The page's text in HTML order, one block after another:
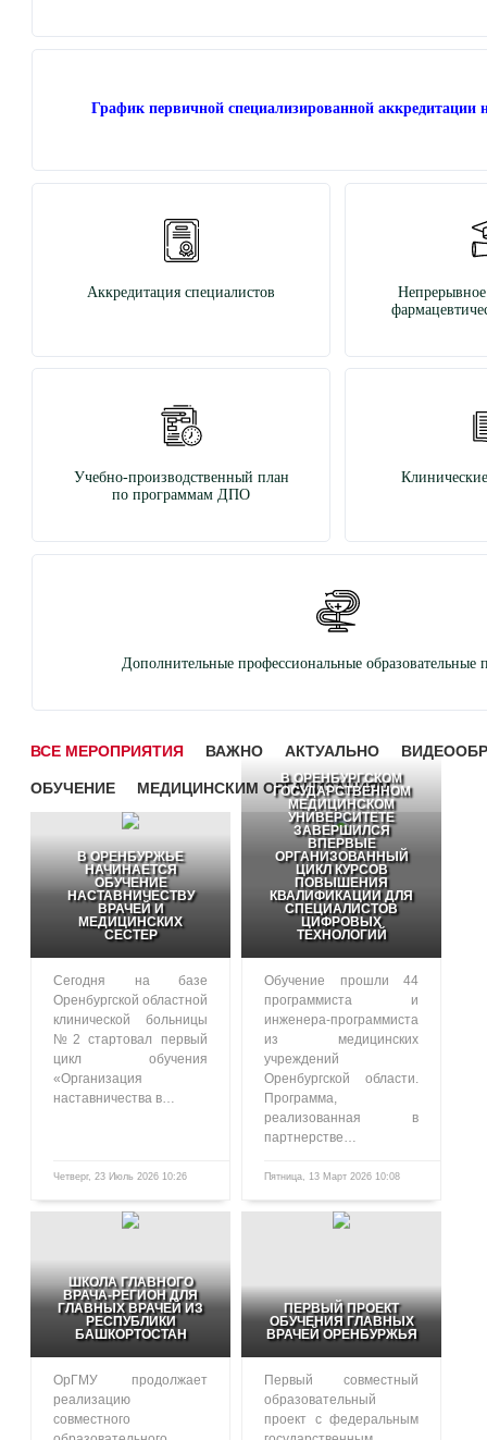
График первичной специализированной аккредитации
Аккредитация специалистов
Учебно-производственный план
по программам ДПО
Дополнительные профессиональные образовательные
ВСЕ МЕРОПРИЯТИЯ ВАЖНО АКТУАЛЬНО
ОБУЧЕНИЕ МЕДИЦИНСКИМ ОРГАНИЗАЦИЯМ
В ОРЕНБУРЖЬЕ
НАЧИНАЕТСЯ
ОБУЧЕНИЕ
НАСТАВНИЧЕСТВУ
ВРАЧЕЙ И
МЕДИЦИНСКИХ
СЕСТЕР
Сегодня на базе
Оренбургской областной
клинической больницы
№2 стартовал первый
цикл обучения
«Организация
наставничества в…
Четверг, 23 Июль 2026 10:26
В ОРЕНБУРГСКОМ
ГОСУДАРСТВЕННОМ
МЕДИЦИНСКОМ
УНИВЕРСИТЕТЕ
ЗАВЕРШИЛСЯ
ВПЕРВЫЕ
ОРГАНИЗОВАННЫЙ
ЦИКЛ КУРСОВ
ПОВЫШЕНИЯ
КВАЛИФИКАЦИИ ДЛЯ
СПЕЦИАЛИСТОВ
ЦИФРОВЫХ
ТЕХНОЛОГИЙ
Обучение прошли 44
программиста и
инженера-программиста
из медицинских
учреждений
Оренбургской области.
Программа,
реализованная в
партнерстве…
Пятница, 13 Март 2026 10:08
ШКОЛА ГЛАВНОГО
ВРАЧА-РЕГИОН ДЛЯ
ГЛАВНЫХ ВРАЧЕЙ ИЗ
РЕСПУБЛИКИ
БАШКОРТОСТАН
ОрГМУ продолжает
реализацию
совместного
ПЕРВЫЙ ПРОЕКТ
ОБУЧЕНИЯ ГЛАВНЫХ
ВРАЧЕЙ ОРЕНБУРЖЬЯ
Первый совместный
образовательный
проект с федеральным